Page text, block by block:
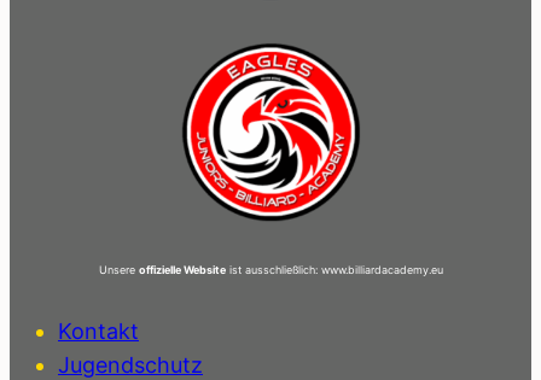
Unsere offizielle Websiteist ausschließlich: www.billiardacademy.eu
Kontakt
Jugendschutz